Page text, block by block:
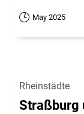
May 2025
Rheinstädte
Straßburg